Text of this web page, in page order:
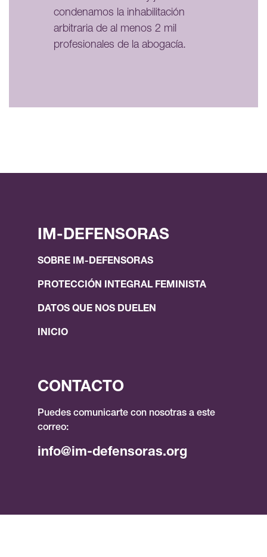
condenamos la inhabilitación
arbitraria de al menos 2 mil
profesionales de la abogacía.
IM-DEFENSORAS
SOBRE IM-DEFENSORAS
PROTECCIÓN INTEGRAL FEMINISTA
DATOS QUE NOS DUELEN
INICIO
CONTACTO
Puedes comunicarte con nosotras a este
correo:
info@im-defensoras.org